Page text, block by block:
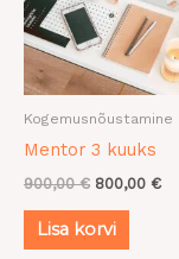
Kogemusnõustamine
Mentor 3 kuuks
900,00€ 800,00 €
Lisa korvi